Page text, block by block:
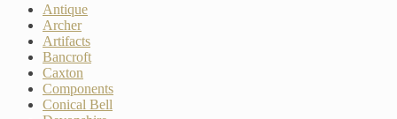
Antique
Archer
Artifacts
Bancroft
Caxton
Components
Conical Bell